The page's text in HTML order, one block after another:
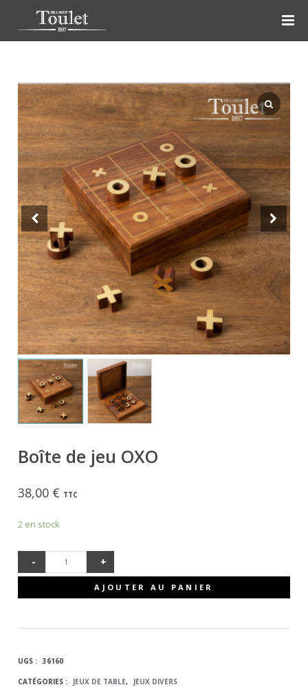
Boîte de jeu OXO
38,00 € TTC
2 en stock
- QUANTITÉ
DE BOÎTE
+
AJOUTER AU PANIER
UGS : 36160
CATÉGORIES : JEUX DE TABLE, JEUX DIVERS